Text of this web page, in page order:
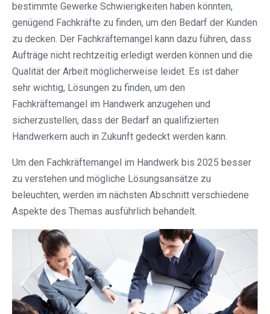
bestimmte Gewerke Schwierigkeiten haben könnten,
genügend Fachkräfte zu finden, um den Bedarf der Kunden
zu decken. Der Fachkräftemangel kann dazu führen, dass
Aufträge nicht rechtzeitig erledigt werden können und die
Qualität der Arbeit möglicherweise leidet. Es ist daher
sehr wichtig, Lösungen zu finden, um den
Fachkräftemangel im Handwerk anzugehen und
sicherzustellen, dass der Bedarf an qualifizierten
Handwerkern auch in Zukunft gedeckt werden kann.
Um den Fachkräftemangel im Handwerk bis 2025 besser
zu verstehen und mögliche Lösungsansätze zu
beleuchten, werden im nächsten Abschnitt verschiedene
Aspekte des Themas ausführlich behandelt.